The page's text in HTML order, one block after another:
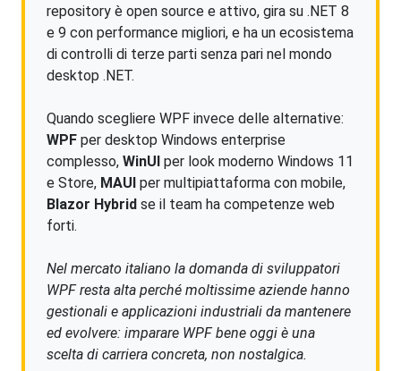
repository è open source e attivo, gira su .NET 8
e 9 con performance migliori, e ha un ecosistema
di controlli di terze parti senza pari nel mondo
desktop .NET.
Quando scegliere WPF invece delle alternative:
WPF per desktop Windows enterprise
complesso, WinUI per look moderno Windows 11
e Store, MAUI per multipiattaforma con mobile,
Blazor Hybrid se il team ha competenze web
forti.
Nel mercato italiano la domanda di sviluppatori
WPF resta alta perché moltissime aziende hanno
gestionali e applicazioni industriali da mantenere
ed evolvere: imparare WPF bene oggi è una
scelta di carriera concreta, non nostalgica.